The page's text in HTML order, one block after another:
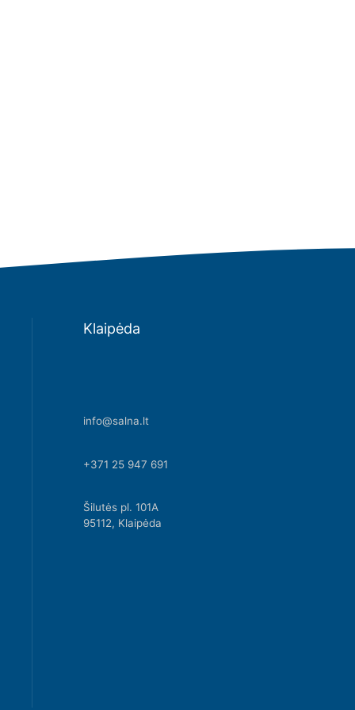
Klaipėda
info@salna.lt
+371 25 947 691
Šilutės pl. 101A
95112, Klaipėda